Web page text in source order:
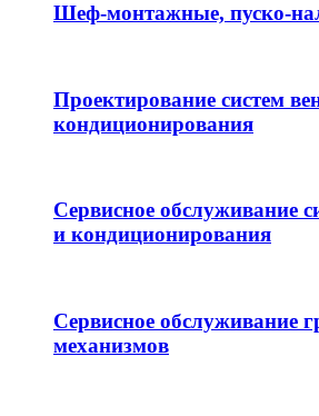
Шеф-монтажные, пуско-
Проектирование систем
кондиционирования
Сервисное обслуживание
и кондиционирования
Сервисное обслуживание
механизмов